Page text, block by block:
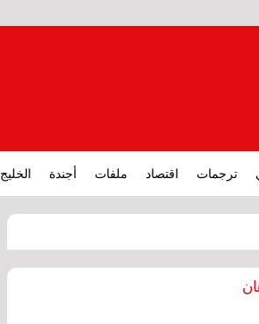
ترجمات اقتصاد ملفات أجندة الخليج